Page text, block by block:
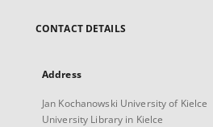
CONTACT DETAILS
Address
Jan Kochanowski University of Kielce
University Library in Kielce